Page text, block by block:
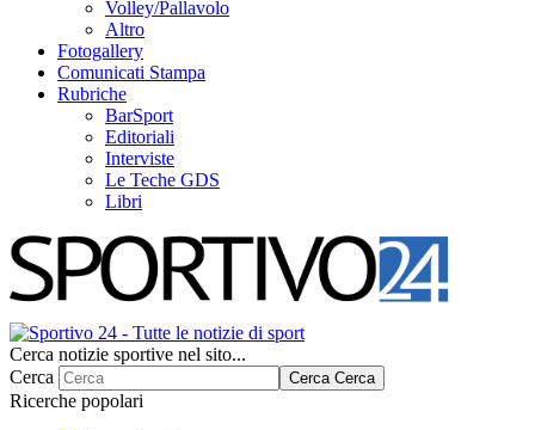
Volley/Pallavolo
Altro
Fotogallery
Comunicati Stampa
Rubriche
BarSport
Editoriali
Interviste
Le Teche GDS
Libri
Cerca notizie sportive nel sito...
Cerca
Cerca Cerca
Ricerche popolari